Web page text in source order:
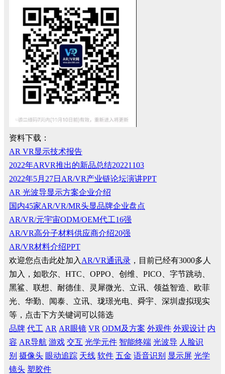
资料下载：
AR VR显示技术报告
2022年ARVR推出的新品总结20221103
2022年5月27日AR/VR产业链论坛演讲PPT
AR 光波导显示方案企业介绍
国内45家AR/VR/MR头显品牌企业盘点
AR/VR/元宇宙ODM/OEM代工16强
AR/VR高分子材料供应商介绍20强
AR/VR材料介绍PPT
欢迎您点击此处加入 AR/VR通讯录 ，目前已经有3000多人
加入，如歌尔、HTC、OPPO、创维、PICO、字节跳动、
黑鲨、联想、耐德佳、灵犀微光、立讯、领益智造、欧菲
光、华勤、闻泰、立讯、珑璟光电、舜宇、深圳虚拟现实
等，点击下方关键词可以筛选
品牌 代工 AR AR眼镜 VR ODM及方案 外观件 外观设计 内
容 AR导航 游戏 交互 光学元件 智能终端 光波导 人脸识
别 摄像头 眼动追踪 天线 软件 五金 语音识别 显示屏 光学
镜头 塑胶件